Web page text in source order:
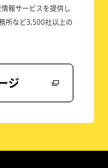
報サービスを提供し
所など3,500社以上の
ジ